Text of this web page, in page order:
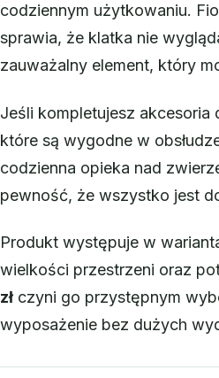
codziennym użytkowaniu.
sprawia, że klatka nie
zauważalny element, który
Jeśli kompletujesz
które są wygodne w
codzienna opieka nad
pewność, że wszystko jest
Produkt występuje w
wielkości przestrzeni oraz
zł czyni go przystępnym
wyposażenie bez dużych